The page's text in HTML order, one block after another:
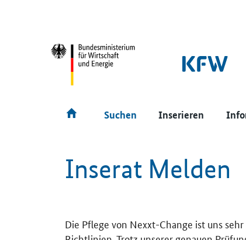
Suchen Inserieren
Inserat Melden
Die Pflege von Nexxt-Change ist uns